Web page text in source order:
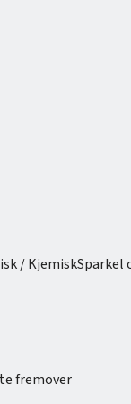
/ KjemiskSparkel
fremover